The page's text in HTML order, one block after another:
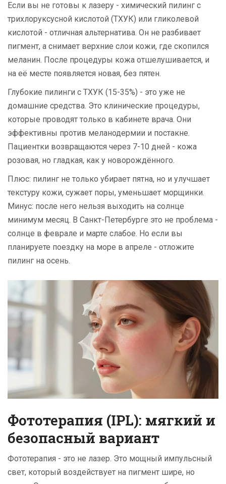
Если вы не готовы к лазеру - химический пилинг с
трихлоруксусной кислотой (ТХУК) или гликолевой
кислотой - отличная альтернатива. Он не разбивает
пигмент, а снимает верхние слои кожи, где скопился
меланин. После процедуры кожа отшелушивается, и
на её месте появляется новая, без пятен.
Глубокие пилинги с ТХУК (15-35%) - это уже не
домашние средства. Это клинические процедуры,
которые проводят только в кабинете врача. Они
эффективны против меланодермии и постакне.
Пациентки возвращаются через 7-10 дней - кожа
розовая, но гладкая, как у новорождённого.
Плюс: пилинг не только убирает пятна, но и улучшает
текстуру кожи, сужает поры, уменьшает морщинки.
Минус: после него нельзя выходить на солнце
минимум месяц. В Санкт-Петербурге это не проблема -
солнце в феврале и марте слабое. Но если вы
планируете поездку на море в апреле - отложите
пилинг на осень.
Фототерапия (IPL): мягкий и
безопасный вариант
Фототерапия - это не лазер. Это мощный импульсный
свет, который воздействует на пигмент шире, но